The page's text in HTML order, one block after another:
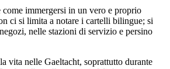
come immergersi in un vero e proprio
ci si limita a notare i cartelli bilingue; si
nelle stazioni di servizio e persino
vita nelle Gaeltacht, soprattutto durante